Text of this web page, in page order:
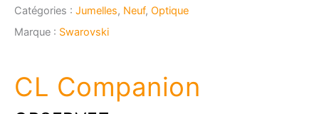
Catégories : Jumelles, Neuf, Optique
Marque : Swarovski
CL Companion